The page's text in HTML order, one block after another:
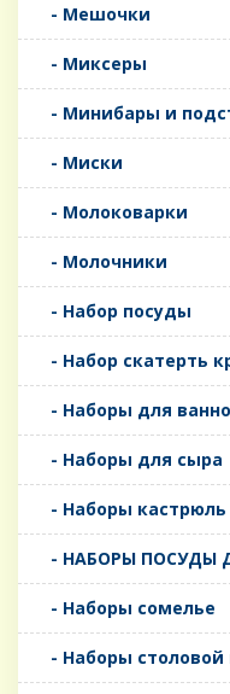
- Мешочки
- Миксеры
- Минибары и
- Миски
- Молоковарки
- Молочники
- Набор посуды
- Набор скатерть
- Наборы для
- Наборы для сыра
- Наборы кастрюль
- НАБОРЫ ПОСУДЫ
- Наборы сомелье
- Наборы столовой